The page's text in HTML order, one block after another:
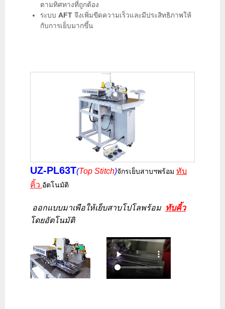
ตามทิศทางที่ถูกต้อง
ระบบ AFT จึงเพิ่มขีดความเร็วและมีประสิทธิภาพให้
กับการเย็บมากขึ้น
UZ-PL63T(Top Stitch)จักรเย็บสาบฯพร้อม ทับ
คิ้ว อัตโนมัติ
ออกแบบมาเพือให้เย็บสาบโปโลพร้อม ทับคิ้ว
โดยอัตโนมัติ